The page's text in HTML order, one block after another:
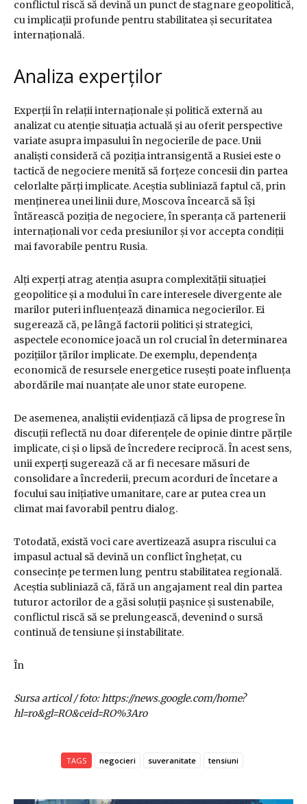
conflictul riscă să devină un punct de stagnare geopolitică,
cu implicații profunde pentru stabilitatea și securitatea
internațională.
Analiza experților
Experții în relații internaționale și politică externă au
analizat cu atenție situația actuală și au oferit perspective
variate asupra impasului în negocierile de pace. Unii
analiști consideră că poziția intransigentă a Rusiei este o
tactică de negociere menită să forțeze concesii din partea
celorlalte părți implicate. Aceștia subliniază faptul că, prin
menținerea unei linii dure, Moscova încearcă să își
întărească poziția de negociere, în speranța că partenerii
internaționali vor ceda presiunilor și vor accepta condiții
mai favorabile pentru Rusia.
Alți experți atrag atenția asupra complexității situației
geopolitice și a modului în care interesele divergente ale
marilor puteri influențează dinamica negocierilor. Ei
sugerează că, pe lângă factorii politici și strategici,
aspectele economice joacă un rol crucial în determinarea
pozițiilor țărilor implicate. De exemplu, dependența
economică de resursele energetice rusești poate influența
abordările mai nuanțate ale unor state europene.
De asemenea, analiștii evidențiază că lipsa de progrese în
discuții reflectă nu doar diferențele de opinie dintre părțile
implicate, ci și o lipsă de încredere reciprocă. În acest sens,
unii experți sugerează că ar fi necesare măsuri de
consolidare a încrederii, precum acorduri de încetare a
focului sau inițiative umanitare, care ar putea crea un
climat mai favorabil pentru dialog.
Totodată, există voci care avertizează asupra riscului ca
impasul actual să devină un conflict înghețat, cu
consecințe pe termen lung pentru stabilitatea regională.
Aceștia subliniază că, fără un angajament real din partea
tuturor actorilor de a găsi soluții pașnice și sustenabile,
conflictul riscă să se prelungească, devenind o sursă
continuă de tensiune și instabilitate.
În
Sursa articol / foto: https://news.google.com/home?
hl=ro&gl=RO&ceid=RO%3Aro
TAGS negocieri suveranitate tensiuni